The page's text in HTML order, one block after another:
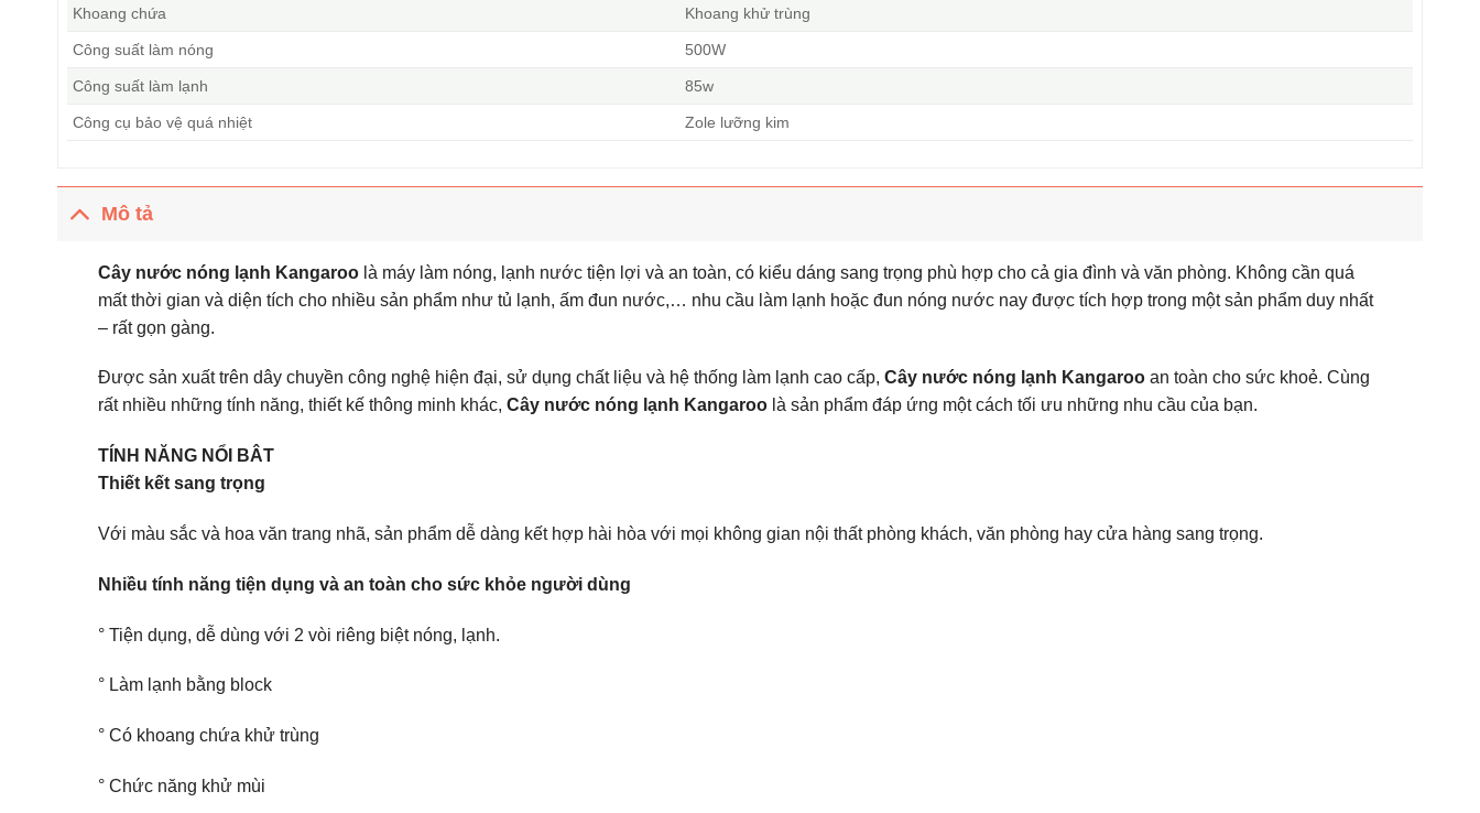
Khoang chứa Khoang khử trùng
Công suất làm nóng 500W
Công suất làm lạnh 85w
Công cụ bảo vệ quá nhiệt Zole lưỡng kim
Mô tả
Cây nước nóng lạnh Kangaroolà máy làm nóng, lạnh nước tiện lợi và an toàn, có kiểu dáng sang trọng phù hợp cho cả gia đình và văn phòng. Không cần quá
mất thời gian và diện tích cho nhiều sản phẩm như tủ lạnh, ấm đun nước,… nhu cầu làm lạnh hoặc đun nóng nước nay được tích hợp trong một sản phẩm duy nhất
– rất gọn gàng.
Được sản xuất trên dây chuyền công nghệ hiện đại, sử dụng chất liệu và hệ thống làm lạnh cao cấp, Cây nước nóng lạnh Kangarooan toàn cho sức khoẻ. Cùng
rất nhiều những tính năng, thiết kế thông minh khác, Cây nước nóng lạnh Kangaroolà sản phẩm đáp ứng một cách tối ưu những nhu cầu của bạn.
TÍNH NĂNG NỔI BÂT
Thiết kết sang trọng
Với màu sắc và hoa văn trang nhã, sản phẩm dễ dàng kết hợp hài hòa với mọi không gian nội thất phòng khách, văn phòng hay cửa hàng sang trọng.
Nhiều tính năng tiện dụng và an toàn cho sức khỏe người dùng
° Tiện dụng, dễ dùng với 2 vòi riêng biệt nóng, lạnh.
° Làm lạnh bằng block
° Có khoang chứa khử trùng
° Chức năng khử mùi